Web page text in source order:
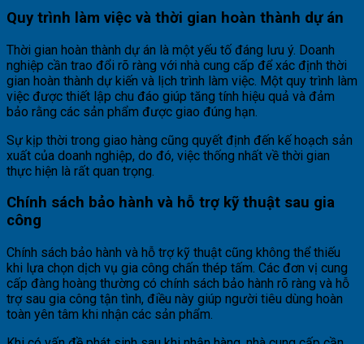
Quy trình làm việc và thời gian hoàn thành dự án
Thời gian hoàn thành dự án là một yếu tố đáng lưu ý. Doanh
nghiệp cần trao đổi rõ ràng với nhà cung cấp để xác định thời
gian hoàn thành dự kiến và lịch trình làm việc. Một quy trình làm
việc được thiết lập chu đáo giúp tăng tính hiệu quả và đảm
bảo rằng các sản phẩm được giao đúng hạn.
Sự kịp thời trong giao hàng cũng quyết định đến kế hoạch sản
xuất của doanh nghiệp, do đó, việc thống nhất về thời gian
thực hiện là rất quan trọng.
Chính sách bảo hành và hỗ trợ kỹ thuật sau gia
công
Chính sách bảo hành và hỗ trợ kỹ thuật cũng không thể thiếu
khi lựa chọn dịch vụ gia công chấn thép tấm. Các đơn vị cung
cấp đàng hoàng thường có chính sách bảo hành rõ ràng và hỗ
trợ sau gia công tận tình, điều này giúp người tiêu dùng hoàn
toàn yên tâm khi nhận các sản phẩm.